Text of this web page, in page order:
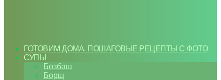
ГОТОВИМ ДОМА. ПОШАГОВЫЕ РЕЦЕПТЫ С ФОТО
СУПЫ
Бозбаш
Борщ